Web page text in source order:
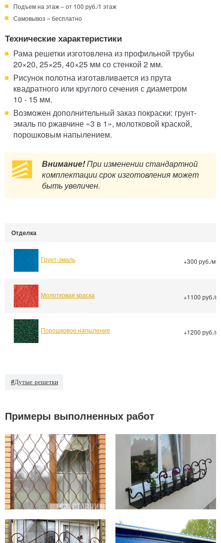
Подъем на этаж – от 100 руб./1 этаж
Самовывоз – бесплатно
Технические характеристики
Рама решетки изготовлена из профильной трубы
20×20, 25×25, 40×25 мм со стенкой 2 мм.
Рисунок полотна изготавливается из прута
квадратного или круглого сечения с диаметром
10 - 15 мм.
Возможен дополнительный заказ покраски: грунт-
эмаль по ржавчине «3 в 1», молотковой краской,
порошковым напылением.
Внимание!При изменении стандартной
комплектации срок изготовления может
быть увеличен.
Отделка
Грунт-эмаль +300 руб./м2
Молотковая краска +1100 руб./м
Порошковое напыление +1200 руб./м
#Дутые решетки
Примеры выполненных работ